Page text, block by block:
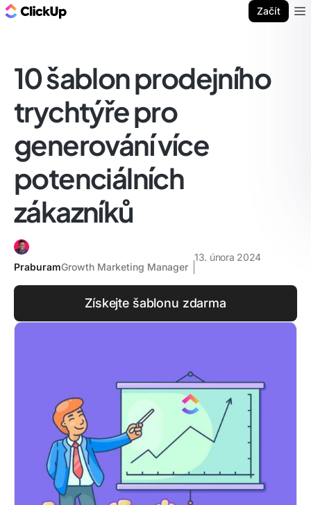
Začít
10 šablon prodejního
trychtýře pro
generování více
potenciálních
zákazníků
PraburamGrowth Marketing Manager
13. února 2024
Získejte šablonu zdarma